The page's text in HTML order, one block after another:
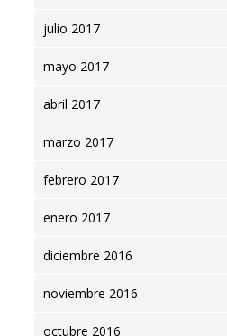
Find out more →
julio 2017
mayo 2017
abril 2017
marzo 2017
febrero 2017
enero 2017
diciembre 2016
noviembre 2016
octubre 2016